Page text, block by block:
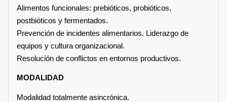
Alimentos funcionales: prebióticos, probióticos,
postbióticos y fermentados.
Prevención de incidentes alimentarios. Liderazgo de
equipos y cultura organizacional.
Resolución de conflictos en entornos productivos.
MODALIDAD
Modalidad totalmente asincrónica.